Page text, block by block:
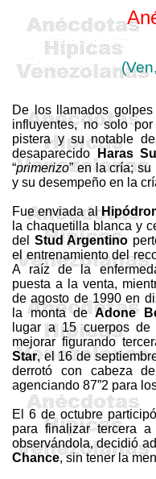
De los llamados
influyentes, no solo
pistera y su notable
desaparecidoHaras
“primerizo” en la cría;
y su desempeño en la
Fue enviada al
la chaquetilla blanca y
del Stud Argentino
el entrenamiento del
A raíz de la
puesta a la venta,
de agosto de 1990 en
la monta deAdone
lugar a 15 cuerpos de
mejorar figurando
Star, el 16 de
derrotó con cabeza
agenciando 87”2 para
El 6 de octubre
para finalizar tercera
observándola, decidió
Chance, sin tener la